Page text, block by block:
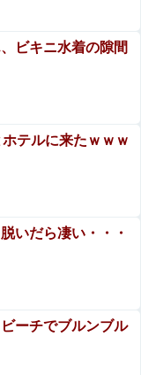
ってほしいこの女
ートップに掲載
登場ｗｗｗｗｗ
使わずに無料で
…
ス部』をrawや
│アウェイ田
大サービスで本番
ビキニ水着の隙間
テルに来たｗｗｗ
いだら凄い・・・
ーチでブルンブル